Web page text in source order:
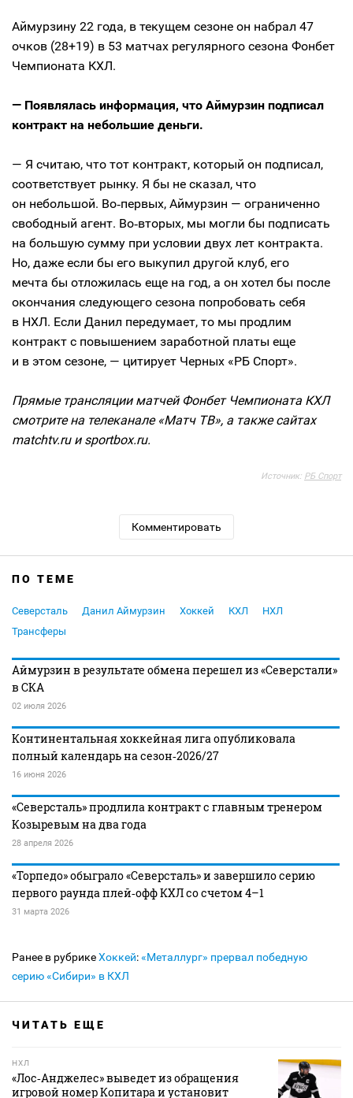
Аймурзину 22 года, в текущем сезоне он набрал 47
очков (28+19) в 53 матчах регулярного сезона Фонбет
Чемпионата КХЛ.
— Появлялась информация, что Аймурзин подписал
контракт на небольшие деньги.
— Я считаю, что тот контракт, который он подписал,
соответствует рынку. Я бы не сказал, что
он небольшой. Во‑первых, Аймурзин — ограниченно
свободный агент. Во‑вторых, мы могли бы подписать
на большую сумму при условии двух лет контракта.
Но, даже если бы его выкупил другой клуб, его
мечта бы отложилась еще на год, а он хотел бы после
окончания следующего сезона попробовать себя
в НХЛ. Если Данил передумает, то мы продлим
контракт с повышением заработной платы еще
и в этом сезоне, — цитирует Черных «РБ Спорт».
Прямые трансляции матчей Фонбет Чемпионата КХЛ
смотрите на телеканале «Матч ТВ», а также сайтах
matchtv.ru и sportbox.ru.
Источник: РБ Спорт
Комментировать
ПО ТЕМЕ
Северсталь Данил Аймурзин Хоккей КХЛ
НХЛ
Трансферы
Аймурзин в результате обмена перешел из «Северстали»
в СКА
02 июля 2026
Континентальная хоккейная лига опубликовала
полный календарь на сезон‑2026/27
16 июня 2026
«Северсталь» продлила контракт с главным тренером
Козыревым на два года
28 апреля 2026
«Торпедо» обыграло «Северсталь» и завершило серию
первого раунда плей‑офф КХЛ со счетом 4–1
31 марта 2026
Ранее в рубрикеХоккей:«Металлург» прервал победную
серию «Сибири» в КХЛ
ЧИТАТЬ ЕЩЕ
НХЛ
«Лос‑Анджелес» выведет из обращения
игровой номер Копитара и установит